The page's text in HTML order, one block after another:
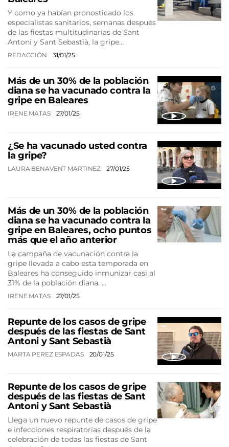
Y como ya habían pronosticado los
especialistas sanitarios, semanas después
de las fiestas multitudinarias de Sant
Antoni y Sant Sebastià, la gripe…
REDACCIÓN 31/01/25
Más de un 30% de la población
diana se ha vacunado contra la
gripe en Baleares
IRENE MATAS 27/01/25
¿Se ha vacunado usted contra
la gripe?
LAURA BENAVENT MARTINEZ 27/01/25
Más de un 30% de la población
diana se ha vacunado contra la
gripe en Baleares, ocho puntos
más que el año anterior
La campaña de vacunación contra la
gripe llevada a cabo esta temporada en
Baleares ha conseguido inmunizar casi al
31% de la población diana. …
IRENE MATAS 27/01/25
Repunte de los casos de gripe
después de las fiestas de Sant
Antoni y Sant Sebastià
MARTA PEREZ ESPADAS 20/01/25
Repunte de los casos de gripe
después de las fiestas de Sant
Antoni y Sant Sebastià
Llega un nuevo repunte de casos de gripe
e infecciones respiratorias después de la
celebración de todas las fiestas de Sant